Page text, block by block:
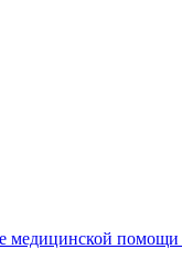
медицинской